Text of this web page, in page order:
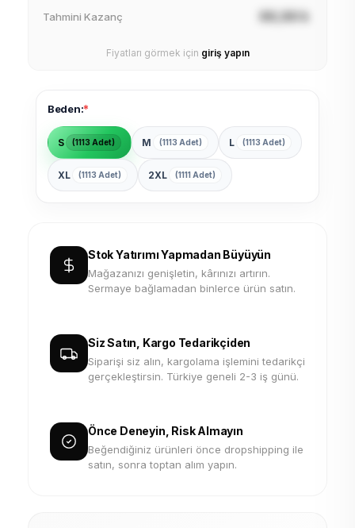
Tahmini Kazanç XX,XX ₺
Fiyatları görmek için giriş yapın
Beden:*
S (1113 Adet) M (1113 Adet) L (1113 Adet)
XL (1113 Adet) 2XL (1111 Adet)
Stok Yatırımı Yapmadan Büyüyün
Mağazanızı genişletin, kârınızı artırın.
Sermaye bağlamadan binlerce ürün satın.
Siz Satın, Kargo Tedarikçiden
Siparişi siz alın, kargolama işlemini tedarikçi
gerçekleştirsin. Türkiye geneli 2-3 iş günü.
Önce Deneyin, Risk Almayın
Beğendiğiniz ürünleri önce dropshipping ile
satın, sonra toptan alım yapın.